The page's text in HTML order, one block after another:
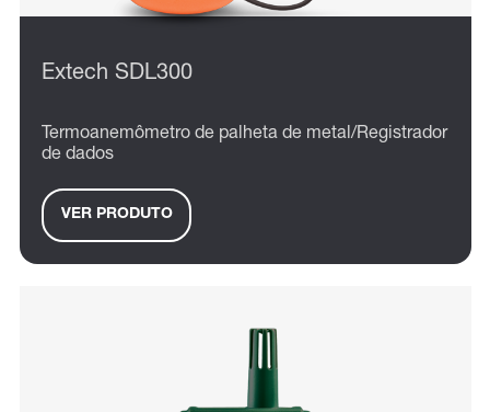
Extech SDL300
Termoanemômetro de palheta de metal/Registrador
de dados
VER PRODUTO